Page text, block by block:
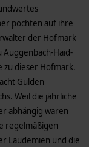
pochten auf ihre
der Hofmark
Haid-
zu dieser Hofmark.
Gulden
Weil die jährliche
abhängig waren
regelmäßigen
Laudemien und die